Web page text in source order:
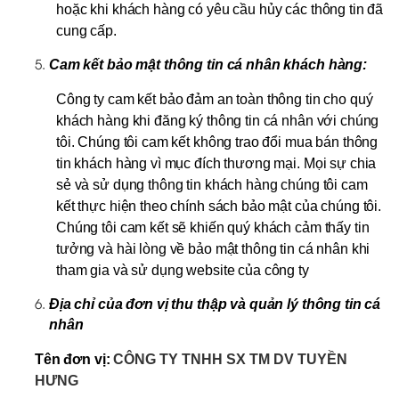
hoặc khi khách hàng có yêu cầu hủy các thông tin đã
cung cấp.
Cam kết bảo mật thông tin cá nhân khách hàng:
Công ty cam kết bảo đảm an toàn thông tin cho quý
khách hàng khi đăng ký thông tin cá nhân với chúng
tôi. Chúng tôi cam kết không trao đổi mua bán thông
tin khách hàng vì mục đích thương mại. Mọi sự chia
sẻ và sử dụng thông tin khách hàng chúng tôi cam
kết thực hiện theo chính sách bảo mật của chúng tôi.
Chúng tôi cam kết sẽ khiến quý khách cảm thấy tin
tưởng và hài lòng về bảo mật thông tin cá nhân khi
tham gia và sử dụng website của công ty
Địa chỉ của đơn vị thu thập và quản lý thông tin cá
nhân
Tên đơn vị:CÔNG TY TNHH SX TM DV TUYỀN
HƯNG